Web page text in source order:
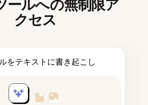
ールへの無制限ア
クセス
をテキストに書き起こし